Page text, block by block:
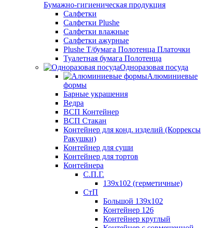
Бумажно-гигиеническая продукция
Салфетки
Салфетки Plushe
Салфетки влажные
Салфетки ажурные
Plushe Т/бумага Полотенца Платочки
Туалетная бумага Полотенца
Одноразовая посуда
Алюминиевые
формы
Барные украшения
Ведра
ВСП Контейнер
ВСП Стакан
Контейнер для конд. изделий (Коррексы
Ракушки)
Контейнер для суши
Контейнер для тортов
Контейнера
С.П.Г.
139х102 (герметичные)
СтП
Большой 139х102
Контейнер 126
Контейнер круглый